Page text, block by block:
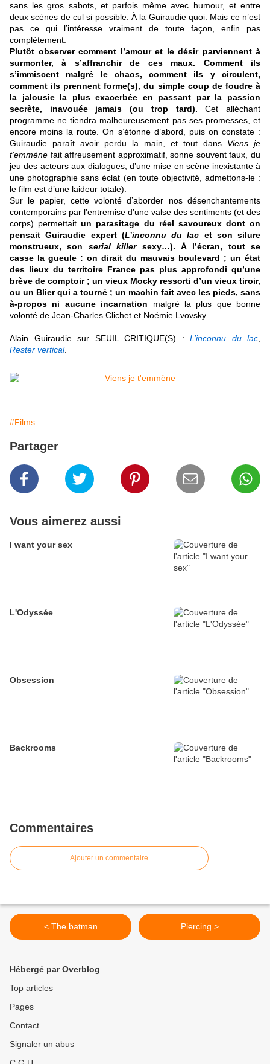
sans les gros sabots, et parfois même avec humour, et entre
deux scènes de cul si possible. À la Guiraudie quoi. Mais ce n’est
pas ce qui l’intéresse vraiment de toute façon, enfin pas
complètement.
Plutôt observer comment l’amour et le désir parviennent à
surmonter, à s’affranchir de ces maux. Comment ils
s’immiscent malgré le chaos, comment ils y circulent,
comment ils prennent forme(s), du simple coup de foudre à
la jalousie la plus exacerbée en passant par la passion
secrète, inavouée jamais (ou trop tard). Cet alléchant
programme ne tiendra malheureusement pas ses promesses, et
encore moins la route. On s’étonne d’abord, puis on constate :
Guiraudie paraît avoir perdu la main, et tout dans Viens je
t’emmène fait affreusement approximatif, sonne souvent faux, du
jeu des acteurs aux dialogues, d’une mise en scène inexistante à
une photographie sans éclat (en toute objectivité, admettons-le :
le film est d’une laideur totale).
Sur le papier, cette volonté d’aborder nos désenchantements
contemporains par l’entremise d’une valse des sentiments (et des
corps) permettaitun parasitage du réel savoureux dont on
pensait Guiraudie expert (L’inconnu du lac et son silure
monstrueux, son serial killersexy…). À l’écran, tout se
casse la gueule : on dirait du mauvais boulevard ; un état
des lieux du territoire France pas plus approfondi qu’une
brève de comptoir ; un vieux Mocky ressorti d’un vieux tiroir,
ou un Blier qui a tourné ; un machin fait avec les pieds, sans
à-propos ni aucune incarnation malgré la plus que bonne
volonté de Jean-Charles Clichet et Noémie Lvovsky.
Alain Guiraudie sur SEUIL CRITIQUE(S) : L’inconnu du lac
Rester vertical.
#Films
Partager
Vous aimerez aussi
I want your sex
L'Odyssée
Obsession
Backrooms
Commentaires
Ajouter un commentaire
< The batman Piercing >
Hébergé par Overblog
Top articles
Pages
Contact
Signaler un abus